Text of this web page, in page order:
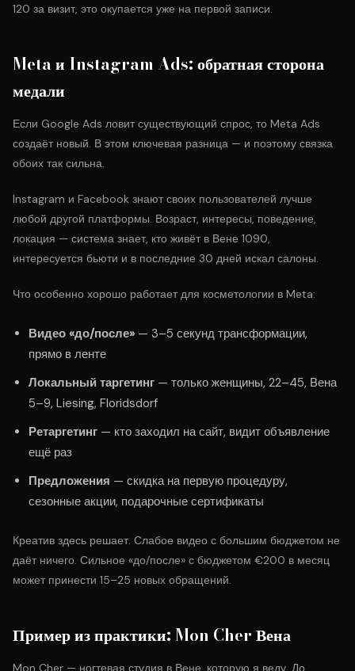
120 за визит, это окупается уже на первой записи.
Meta и Instagram Ads: обратная сторона
медали
Если Google Ads ловит существующий спрос, то Meta Ads
создаёт новый. В этом ключевая разница — и поэтому связка
обоих так сильна.
Instagram и Facebook знают своих пользователей лучше
любой другой платформы. Возраст, интересы, поведение,
локация — система знает, кто живёт в Вене 1090,
интересуется бьюти и в последние 30 дней искал салоны.
Что особенно хорошо работает для косметологии в Meta:
Видео «до/после» — 3–5 секунд трансформации,
прямо в ленте
Локальный таргетинг — только женщины, 22–45, Вена
5–9, Liesing, Floridsdorf
Ретаргетинг — кто заходил на сайт, видит объявление
ещё раз
Предложения — скидка на первую процедуру,
сезонные акции, подарочные сертификаты
Креатив здесь решает. Слабое видео с большим бюджетом не
даёт ничего. Сильное «до/после» с бюджетом €200 в месяц
может принести 15–25 новых обращений.
Пример из практики: Mon Cher Вена
Mon Cher — ногтевая студия в Вене, которую я веду. До